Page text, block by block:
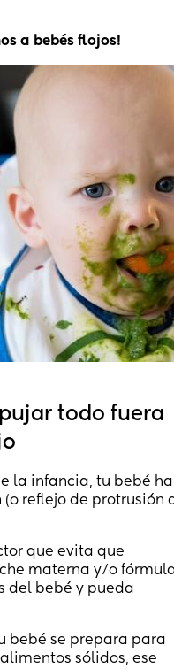
a bebés flojos!
todo fuera
la infancia, tu bebé ha
reflejo de protrusión
que evita que
materna y/o
del bebé y pueda
bebé se prepara para
sólidos, ese